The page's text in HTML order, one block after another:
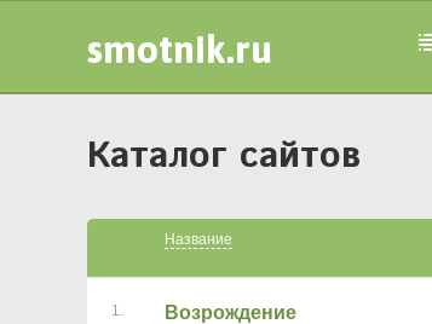
smotnik.ru
Каталог сайтов
Название
1. Возрождение